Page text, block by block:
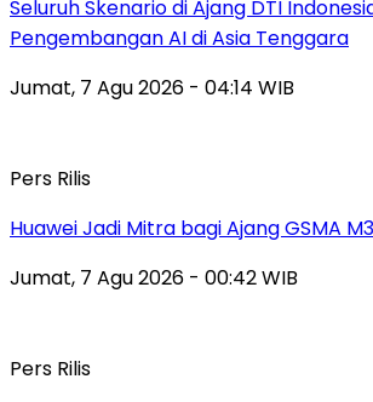
Seluruh Skenario di Ajang DTI
Pengembangan AI di Asia Tenggara
Jumat, 7 Agu 2026 - 04:14 WIB
Pers Rilis
Huawei Jadi Mitra bagi Ajang GSMA
Jumat, 7 Agu 2026 - 00:42 WIB
Pers Rilis